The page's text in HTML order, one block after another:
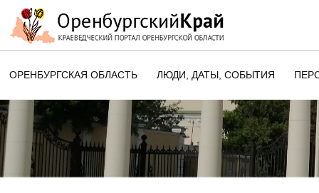
ОРЕНБУРГСКАЯ ОБЛАСТЬ ЛЮДИ, ДАТЫ, CОБЫТИЯ
ЭТОТ ДЕНЬ В ИСТОРИИ
ОРЕНБУРГСКОГО КРАЯ
ПАМЯТНЫЕ ДАТЫ
ОБЛАСТИ